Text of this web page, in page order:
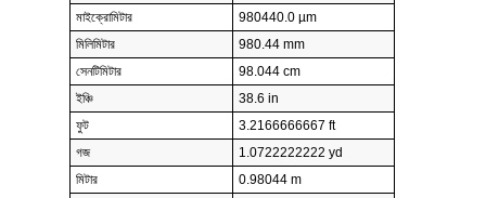
মাইক্রোমিটার
980440.0 µm
মিলিমিটার
980.44 mm
সেনটিমিটার
98.044 cm
ইঞ্চি
38.6 in
ফুট
3.2166666667 ft
গজ
1.0722222222 yd
মিটার
0.98044 m